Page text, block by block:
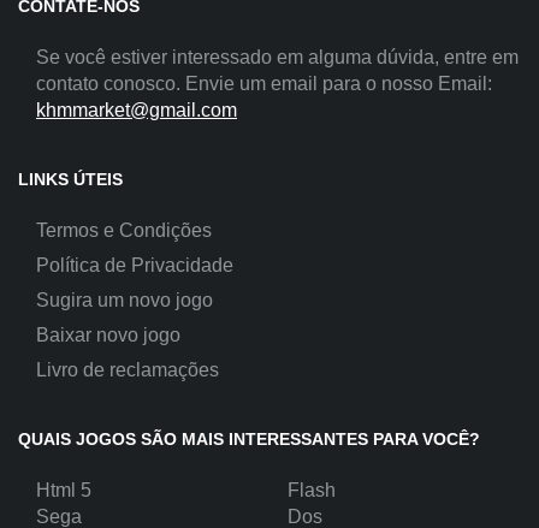
CONTATE-NOS
Se você estiver interessado em alguma dúvida, entre em
contato conosco. Envie um email para o nosso Email:
khmmarket@gmail.com
LINKS ÚTEIS
Termos e Condições
Política de Privacidade
Sugira um novo jogo
Baixar novo jogo
Livro de reclamações
QUAIS JOGOS SÃO MAIS INTERESSANTES PARA VOCÊ?
Html 5
Flash
Sega
Dos